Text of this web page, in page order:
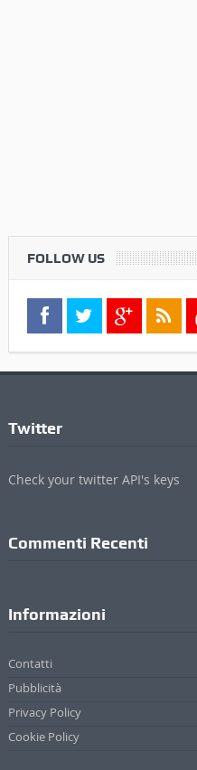
FOLLOW US
Twitter
Check your twitter API's keys
Commenti Recenti
Informazioni
Contatti
Pubblicità
Privacy Policy
Cookie Policy